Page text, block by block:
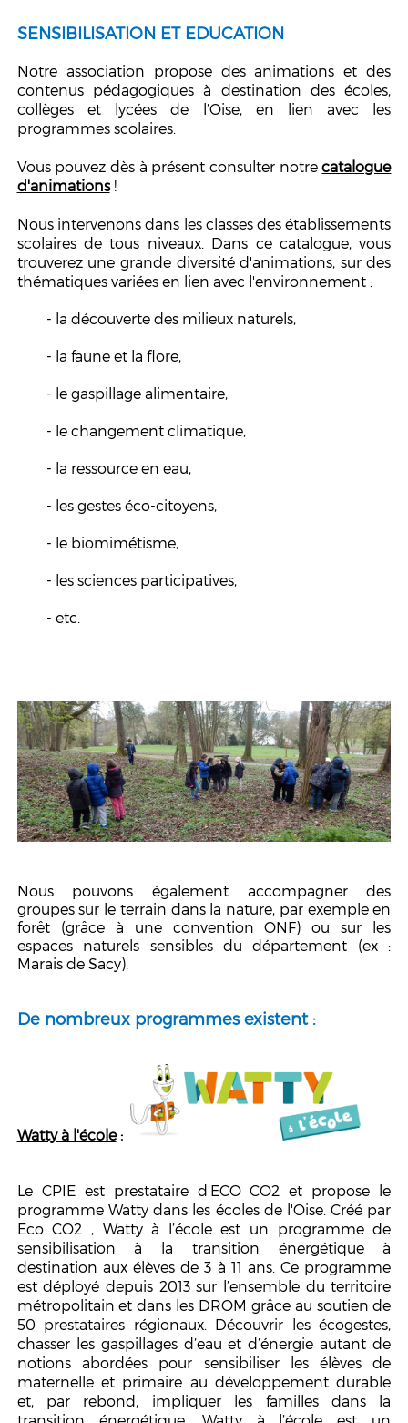
SENSIBILISATION ET EDUCATION
Notre association propose des animations et des
contenus pédagogiques à destination des écoles,
collèges et lycées de l’Oise, en lien avec les
programmes scolaires.
Vous pouvez dès à présent consulter notrecatalogue
d'animations!
Nous intervenons dans les classes des établissements
scolaires de tous niveaux. Dans ce catalogue, vous
trouverez une grande diversité d'animations, sur des
thématiques variées en lien avec l'environnement :
- la découverte des milieux naturels,
- la faune et la flore,
- le gaspillage alimentaire,
- le changement climatique,
- la ressource en eau,
- les gestes éco-citoyens,
- le biomimétisme,
- les sciences participatives,
- etc.
Nous pouvons également accompagner des
groupes sur le terrain dans la nature, par exemple en
forêt (grâce à une convention ONF) ou sur les
espaces naturels sensibles du département (ex :
Marais de Sacy).
De nombreux programmes existent :
Watty à l'école:
Le CPIE est prestataire d'ECO CO2 et propose le
programme Watty dans les écoles de l'Oise. Créé par
Eco CO2 , Watty à l’école est un programme de
sensibilisation à la transition énergétique à
destination aux élèves de 3 à 11 ans. Ce programme
est déployé depuis 2013 sur l’ensemble du territoire
métropolitain et dans les DROM grâce au soutien de
50 prestataires régionaux. Découvrir les écogestes,
chasser les gaspillages d’eau et d’énergie autant de
notions abordées pour sensibiliser les élèves de
maternelle et primaire au développement durable
et, par rebond, impliquer les familles dans la
transition énergétique. Watty à l’école est un